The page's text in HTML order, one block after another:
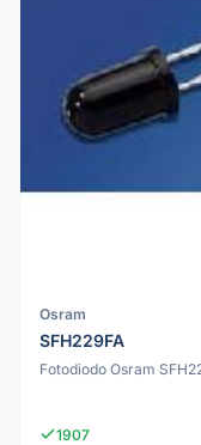
Osram
SFH229FA
Fotodiodo Osram
1907